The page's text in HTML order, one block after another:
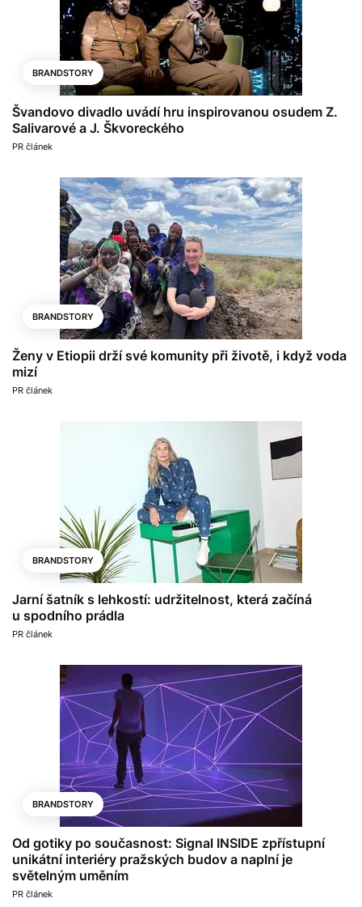
BRANDSTORY
Švandovo divadlo uvádí hru inspirovanou osudem Z.
Salivarové a J. Škvoreckého
PR článek
BRANDSTORY
Ženy v Etiopii drží své komunity při životě, i když voda
mizí
PR článek
BRANDSTORY
Jarní šatník s lehkostí: udržitelnost, která začíná
u spodního prádla
PR článek
BRANDSTORY
Od gotiky po současnost: Signal INSIDE zpřístupní
unikátní interiéry pražských budov a naplní je
světelným uměním
PR článek